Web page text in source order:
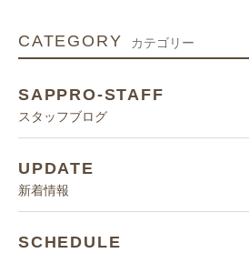
CATEGORY カテゴリー
SAPPRO-STAFF
スタッフブログ
UPDATE
新着情報
SCHEDULE